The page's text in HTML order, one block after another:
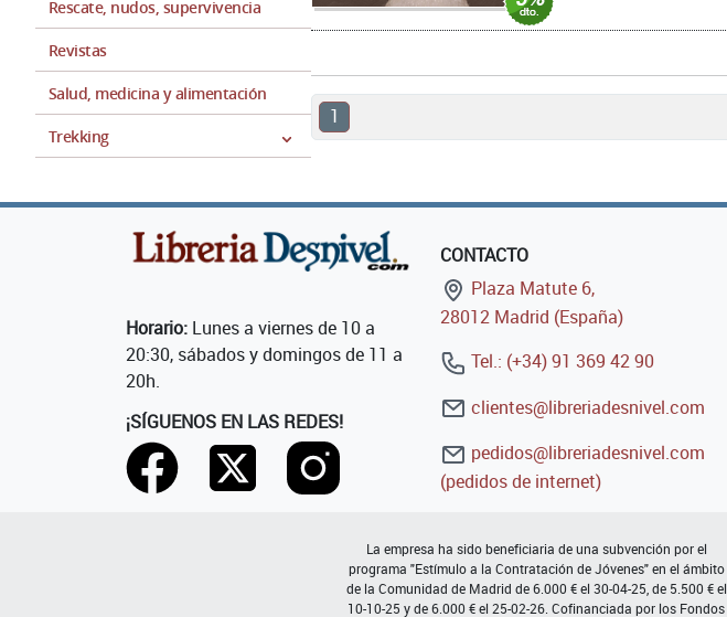
Rescate, nudos, supervivencia
Revistas
Salud, medicina y alimentación
Trekking
1
Horario: Lunes a viernes de 10 a
20:30, sábados y domingos de 11 a
20h.
¡SÍGUENOS EN LAS REDES!
CONTACTO
Plaza Matute 6,
28012 Madrid (España)
Tel.: (+34) 91 369 42 90
clientes@libreriadesnivel.com
pedidos@libreriadesnivel.com
(pedidos de internet)
La empresa ha sido beneficiaria de una subvención por el
programa "Estímulo a la Contratación de Jóvenes" en el ámbito
de la Comunidad de Madrid de 6.000 € el 30-04-25, de 5.500 € el
10-10-25 y de 6.000 € el 25-02-26. Cofinanciada por los Fondos